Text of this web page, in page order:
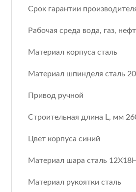
Срок гарантии
Рабочая среда вода, газ,
Материал корпуса сталь
Материал шпинделя сталь
Привод ручной
Строительная длина L, мм
Цвет корпуса синий
Материал шара сталь
Материал рукоятки сталь